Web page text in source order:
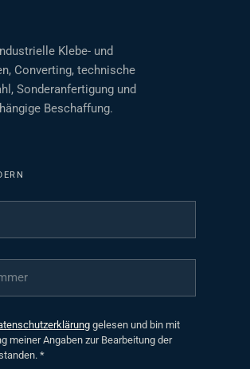
Klebe- und
Converting, technische
Sonderanfertigung und
Beschaffung.
gelesen und bin mit
meiner Angaben zur Bearbeitung der
*